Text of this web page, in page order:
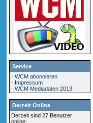
Service
·WCM abonnieren
· Impressum
·WCM Mediadaten 2013
Derzeit Online
Derzeit sind 27 Benutzer
online: